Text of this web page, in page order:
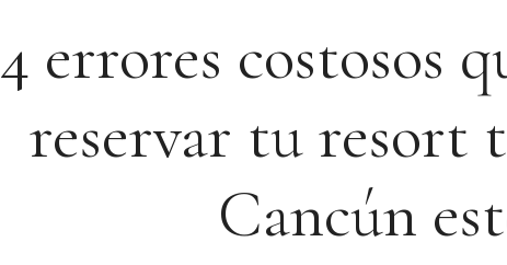
4 errores costosos
reservar tu resort
Cancún